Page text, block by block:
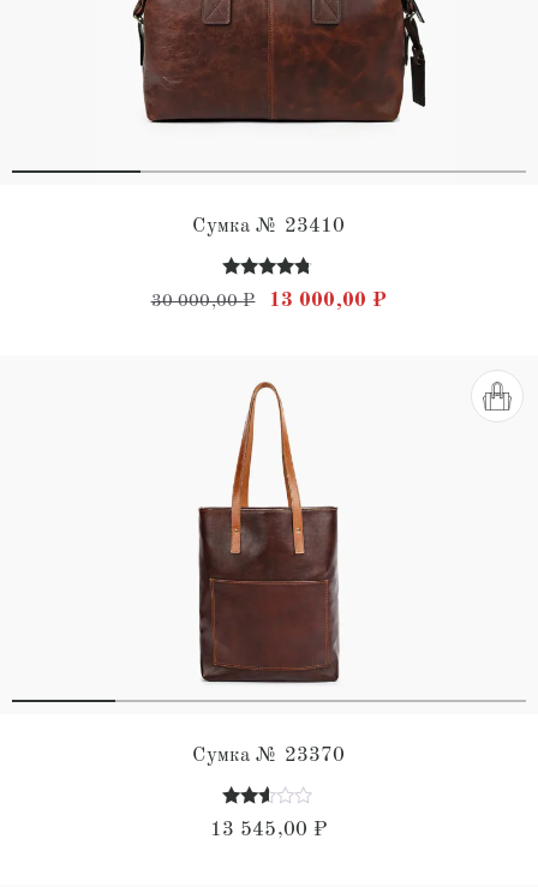
Сумка № 23410
Оценка
4.60
30 000,00₽ Первоначальная цена
13 000,00 ₽Текущая цена:
Сумка № 23370
Оценка
2.50
13 545,00 ₽